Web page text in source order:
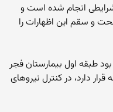
انجام شده است و
و سقم این اظهارات را
طبقه اول بیمارستان فجر
دارد، در کنترل نیروهای